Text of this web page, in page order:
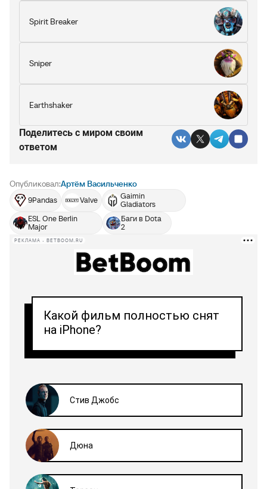
Spirit Breaker
Sniper
Earthshaker
Поделитесь c миром своим
ответом
Опубликовал:Артём Васильченко
9Pandas Valve
Gaimin
Gladiators
ESL One Berlin
Major
Баги в Dota
2
РЕКЛАМА • BETBOOM.RU